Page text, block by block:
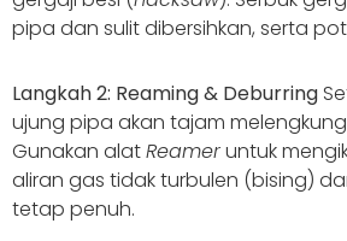
pipa dan sulit dibersihkan, serta
Langkah 2: Reaming & Deburring
ujung pipa akan tajam
Gunakan alatReameruntuk
aliran gas tidak turbulen (bising)
tetap penuh.